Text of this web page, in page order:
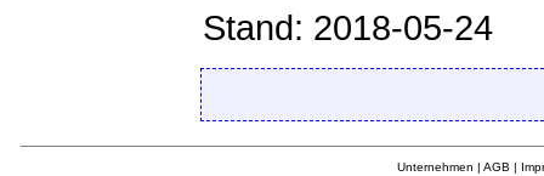
Stand: 2018-05-24
Unternehmen | AGB |